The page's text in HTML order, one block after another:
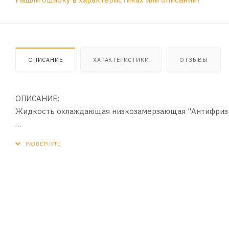
ОПИСАНИЕ ХАРАКТЕРИСТИКИ ОТЗЫВЫ
ОПИСАНИЕ:
Жидкость охлаждающая низкозамерзающая